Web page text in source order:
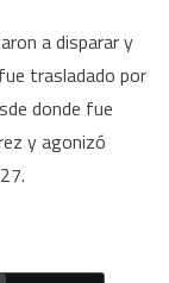
a disparar y
trasladado por
donde fue
y agonizó